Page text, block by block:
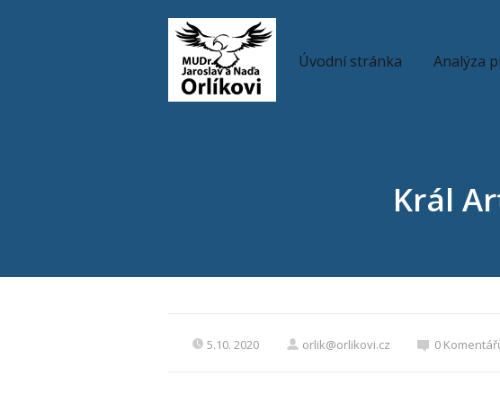
Úvodní stránka Analýza
Král
5.10. 2020 orlik@orlikovi.cz 0